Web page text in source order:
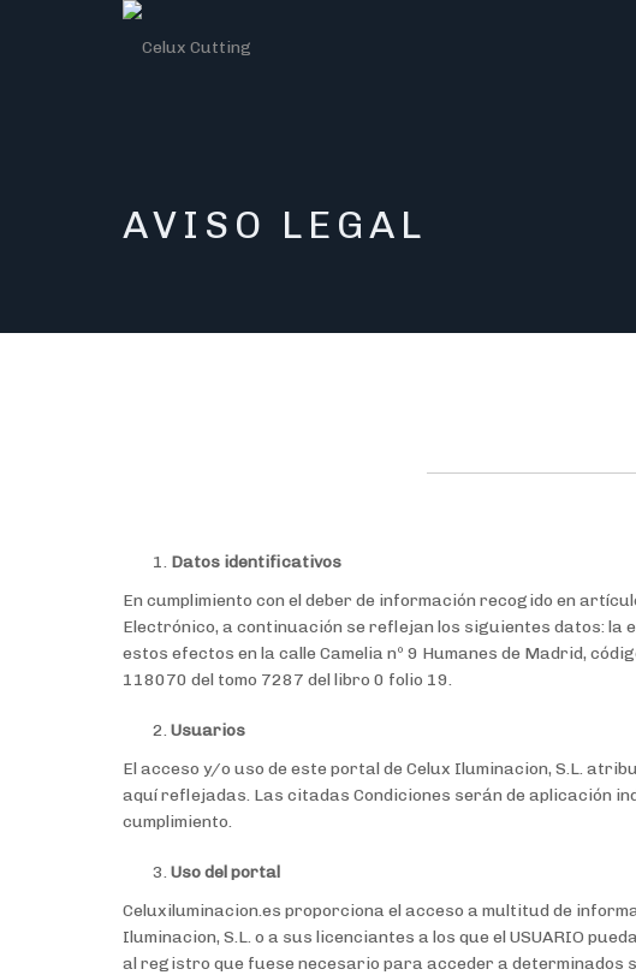
AVISO LEGAL
Datos identificativos
En cumplimiento con el deber de información recogido en
Electrónico, a continuación se reflejan los siguientes datos: la
estos efectos en la calle Camelia nº 9 Humanes de Madrid,
118070 del tomo 7287 del libro 0 folio 19.
Usuarios
El acceso y/o uso de este portal de Celux Iluminacion, S.L.
aquí reflejadas. Las citadas Condiciones serán de aplicación
cumplimiento.
Uso del portal
Celuxiluminacion.es proporciona el acceso a multitud de
Iluminacion, S.L. o a sus licenciantes a los que el USUARIO
al registro que fuese necesario para acceder a determinados